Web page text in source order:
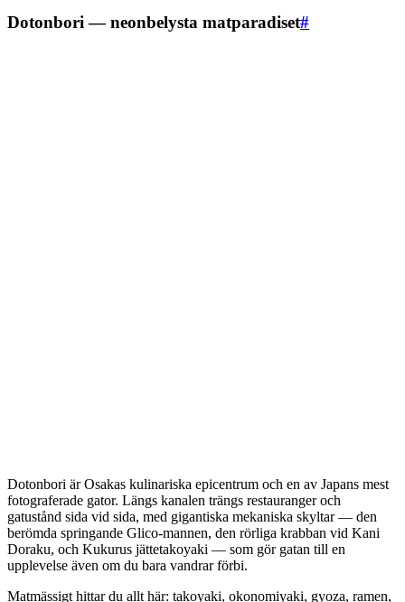
Dotonbori — neonbelysta matparadiset#
Dotonbori är Osakas kulinariska epicentrum och en av Japans mest
fotograferade gator. Längs kanalen trängs restauranger och
gatustånd sida vid sida, med gigantiska mekaniska skyltar — den
berömda springande Glico-mannen, den rörliga krabban vid Kani
Doraku, och Kukurus jättetakoyaki — som gör gatan till en
upplevelse även om du bara vandrar förbi.
Matmässigt hittar du allt här: takoyaki, okonomiyaki, gyoza, ramen,